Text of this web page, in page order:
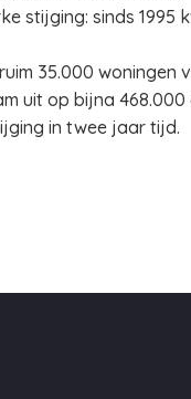
stijging: sinds
35.000 woningen
uit op bijna
in twee jaar tijd.